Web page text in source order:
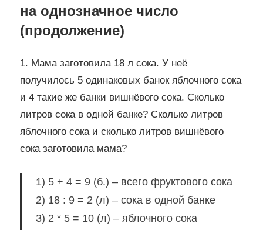
на однозначное число
(продолжение)
1. Мама заготовила 18 л сока. У неё
получилось 5 одинаковых банок яблочного сока
и 4 такие же банки вишнёвого сока. Сколько
литров сока в одной банке? Сколько литров
яблочного сока и сколько литров вишнёвого
сока заготовила мама?
1) 5 + 4 = 9 (б.) – всего фруктового сока
2) 18 : 9 = 2 (л) – сока в одной банке
3) 2 * 5 = 10 (л) – яблочного сока